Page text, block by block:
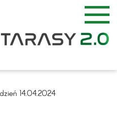
14.04.2024